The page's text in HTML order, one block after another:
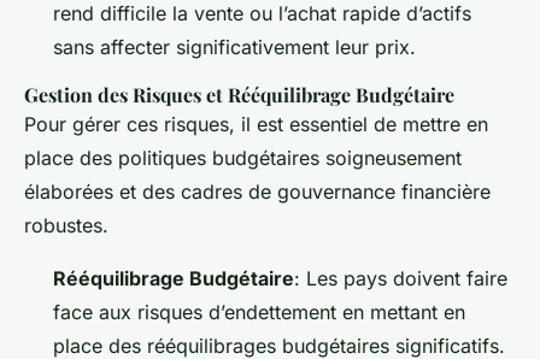
rend difficile la vente ou l’achat rapide d’actifs
sans affecter significativement leur prix.
Gestion des Risques et Rééquilibrage Budgétaire
Pour gérer ces risques, il est essentiel de mettre en
place des politiques budgétaires soigneusement
élaborées et des cadres de gouvernance financière
robustes.
Rééquilibrage Budgétaire: Les pays doivent faire
face aux risques d’endettement en mettant en
place des rééquilibrages budgétaires significatifs.